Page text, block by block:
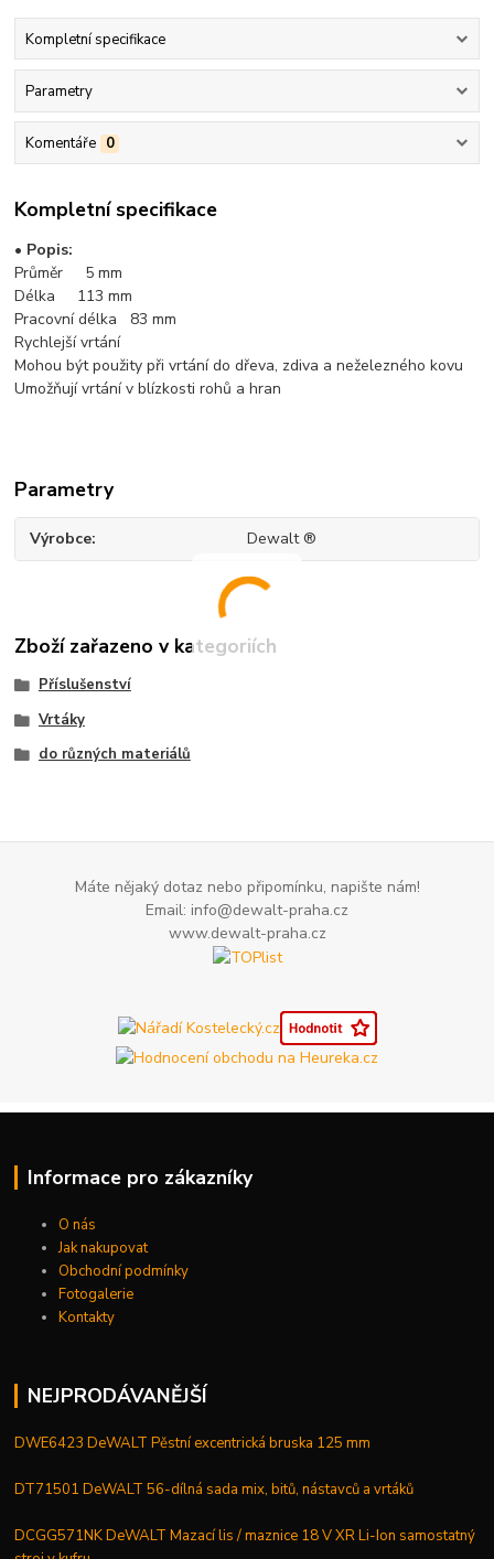
Kompletní specifikace
Parametry
Komentáře 0
Kompletní specifikace
• Popis:
Průměr 5 mm
Délka 113 mm
Pracovní délka 83 mm
Rychlejší vrtání
Mohou být použity při vrtání do dřeva, zdiva a neželezného kovu
Umožňují vrtání v blízkosti rohů a hran
Parametry
Výrobce Dewalt ®
Zboží zařazeno v kategoriích
Příslušenství
Vrtáky
do různých materiálů
Máte nějaký dotaz nebo připomínku, napište nám!
Email: info@dewalt-praha.cz
www.dewalt-praha.cz
Informace pro zákazníky
O nás
Jak nakupovat
Obchodní podmínky
Fotogalerie
Kontakty
NEJPRODÁVANĚJŠÍ
DWE6423 DeWALT Pěstní excentrická bruska 125 mm
DT71501 DeWALT 56-dílná sada mix, bitů, nástavců a vrtáků
DCGG571NK DeWALT Mazací lis / maznice 18 V XR Li-Ion samostatný